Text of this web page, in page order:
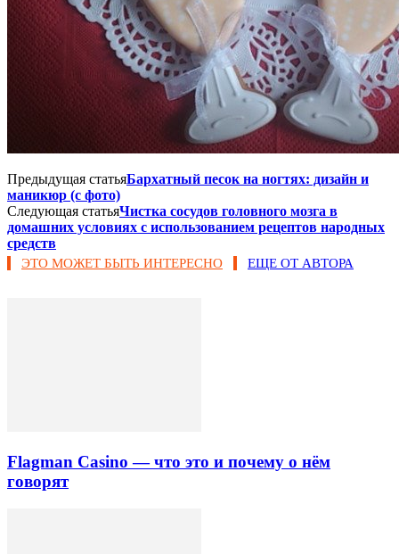
Предыдущая статьяБархатный песок на ногтях: дизайн и
маникюр (с фото)
Следующая статьяЧистка сосудов головного мозга в
домашних условиях с использованием рецептов народных
средств
ЭТО МОЖЕТ БЫТЬ ИНТЕРЕСНО ЕЩЕ ОТ АВТОРА
Flagman Casino — что это и почему о нём
говорят